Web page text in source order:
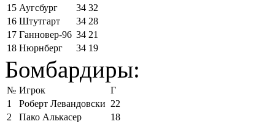
15 Аугсбург 34 32
16 Штутгарт 34 28
17 Ганновер-96 34 21
18 Нюрнберг 34 19
Бомбардиры:
№ Игрок
Г
1
Роберт Левандовски 22
2
Пако Алькасер
18